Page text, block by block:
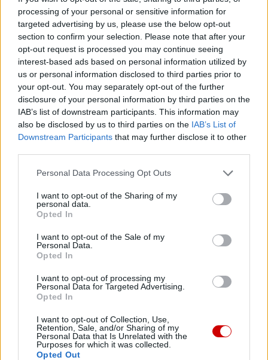
processing of your personal or sensitive information for
targeted advertising by us, please use the below opt-out
section to confirm your selection. Please note that after your
opt-out request is processed you may continue seeing
interest-based ads based on personal information utilized by
us or personal information disclosed to third parties prior to
your opt-out. You may separately opt-out of the further
disclosure of your personal information by third parties on the
IAB’s list of downstream participants. This information may
also be disclosed by us to third parties on the IAB’s List of
Downstream Participants that may further disclose it to other
Personal Data Processing Opt Outs
I want to opt-out of the Sharing of my
personal data.
Opted In
I want to opt-out of the Sale of my
Personal Data.
Opted In
I want to opt-out of processing my
Personal Data for Targeted Advertising.
Opted In
I want to opt-out of Collection, Use,
Retention, Sale, and/or Sharing of my
Personal Data that Is Unrelated with the
Purposes for which it was collected.
Opted Out
Drogi Czytelniku,
cieszymy się, że odwiedzasz nasz portal. Jesteśmy
tu dla Ciebie!
Każdego dnia publikujemy najważniejsze
informacje z życia Kościoła w Polsce i na świecie.
Jednak bez Twojej pomocy sprostanie temu
pośrednictwem serwisu Patronite.
Dzięki Tobie będziemy mogli realizować naszą
misję. Więcej informacji znajdziesz
Facebook
Twitter
Link
Wersja do druku